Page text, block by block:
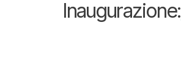
Inaugurazione: